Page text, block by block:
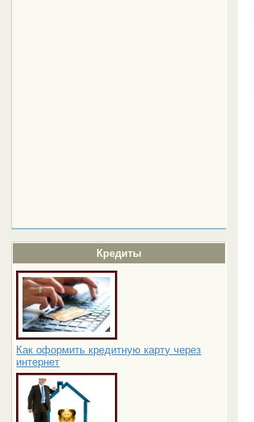
Кредиты
Как оформить кредитную карту через
интернет